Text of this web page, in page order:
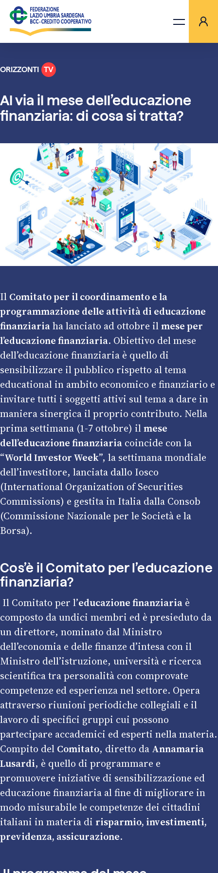
LA FEDERAZIONE
BANCHE
AGGIORNAMENTI
ORIZZONTI TV
ORIZZONTI TV
Al via il mese dell’educazione
finanziaria: di cosa si tratta?
Il Comitato per il coordinamento e la
programmazione delle attività di educazione
finanziariaha lanciato ad ottobre ilmese per
l’educazione finanziaria. Obiettivo del mese
dell’educazione finanziaria è quello di
sensibilizzare il pubblico rispetto al tema
educational in ambito economico e finanziario e
invitare tutti i soggetti attivi sul tema a dare in
maniera sinergica il proprio contributo. Nella
prima settimana (1-7 ottobre) ilmese
dell’educazione finanziaria coincide con la
“World Investor Week”, la settimana mondiale
dell’investitore, lanciata dallo Iosco
(International Organization of Securities
Commissions) e gestita in Italia dalla Consob
(Commissione Nazionale per le Società e la
Borsa).
Cos’è il Comitato per l’educazione
finanziaria?
Il Comitato per l’educazione finanziaria è
composto da undici membri ed è presieduto da
un direttore, nominato dal Ministro
dell’economia e delle finanze d’intesa con il
Ministro dell’istruzione, università e ricerca
scientifica tra personalità con comprovate
competenze ed esperienza nel settore. Opera
attraverso riunioni periodiche collegiali e il
lavoro di specifici gruppi cui possono
partecipare accademici ed esperti nella materia.
Compito del Comitato, diretto da Annamaria
Lusardi, è quello di programmare e
promuovere iniziative di sensibilizzazione ed
educazione finanziaria al fine di migliorare in
modo misurabile le competenze dei cittadini
italiani in materia di risparmio, investimenti,
previdenza, assicurazione.